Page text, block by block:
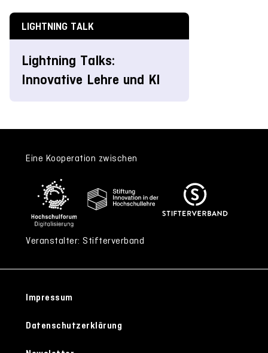
LIGHTNING TALK
Lightning Talks:
Innovative Lehre und KI
Eine Kooperation zwischen
Veranstalter: Stifterverband
Impressum
Datenschutzerklärung